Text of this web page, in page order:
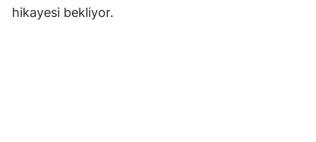
hikayesi bekliyor.